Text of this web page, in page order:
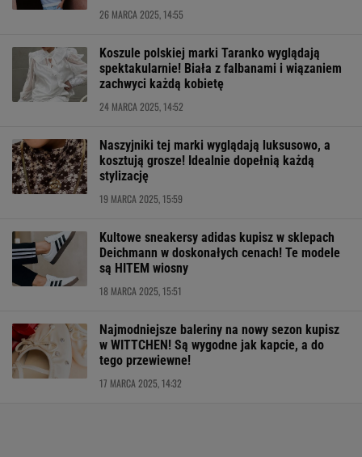
26 MARCA 2025, 14:55
Koszule polskiej marki Taranko wyglądają
spektakularnie! Biała z falbanami i wiązaniem
zachwyci każdą kobietę
24 MARCA 2025, 14:52
Naszyjniki tej marki wyglądają luksusowo, a
kosztują grosze! Idealnie dopełnią każdą
stylizację
19 MARCA 2025, 15:59
Kultowe sneakersy adidas kupisz w sklepach
Deichmann w doskonałych cenach! Te modele
są HITEM wiosny
18 MARCA 2025, 15:51
Najmodniejsze baleriny na nowy sezon kupisz
w WITTCHEN! Są wygodne jak kapcie, a do
tego przewiewne!
17 MARCA 2025, 14:32